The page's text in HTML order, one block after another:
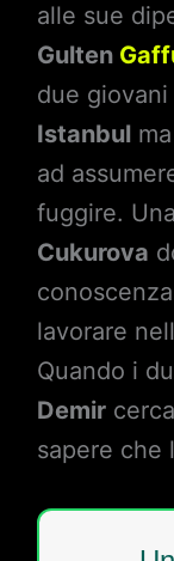
alle sue
Gulten
due
Istanbul
ad
fuggire.
Cukurova
lavorare
Quando i
Demir
sapere che